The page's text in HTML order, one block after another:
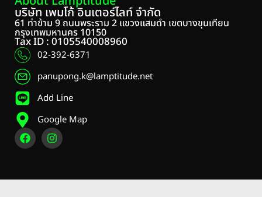
บริษัท เพมโก้ อินเตอร์ไลท์ จํากัด
61 ท่าข้าม 9 ถนนพระราม 2 แขวงแสมดำ เขตบางขุนเทียน
กรุงเทพมหานคร 10150
Tax ID : 0105540008960
02-392-6371
panupong.k@lamptitude.net
Add Line
Google Map